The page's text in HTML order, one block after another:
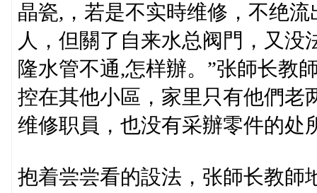
晶瓷,，若是不实時维修，不绝
人，但關了自来水总阀門，又
隆水管不通,怎样辦。”张師长教
控在其他小區，家里只有他們老
维修职員，也没有采辦零件的处
抱着尝尝看的設法，张師长教師